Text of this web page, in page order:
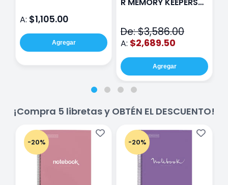
A: $1,105.00
Agregar
De: $3,586.00
A: $2,689.50
Agregar
¡Compra 5 libretas y OBTÉN EL DESCUENTO!
-20% -20%